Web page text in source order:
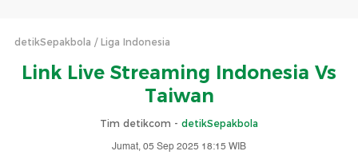
detikSepakbola Liga Indonesia
Link Live Streaming Indonesia Vs
Taiwan
Tim detikcom - detikSepakbola
Jumat, 05 Sep 2025 18:15 WIB